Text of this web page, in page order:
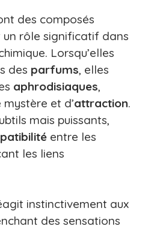
des composés
un rôle significatif dans
Lorsqu’elles
des parfums, elles
aphrodisiaques,
et d’attraction.
mais puissants,
entre les
les liens
instinctivement aux
des sensations